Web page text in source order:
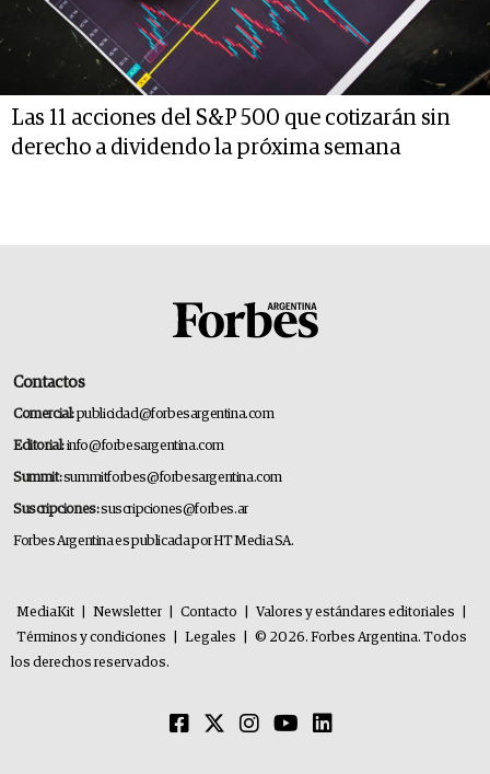
Las 11 acciones del S&P 500 que cotizarán sin
derecho a dividendo la próxima semana
Contactos
Comercial:publicidad@forbesargentina.com
Editorial:info@forbesargentina.com
Summit:summitforbes@forbesargentina.com
Suscripciones:suscripciones@forbes.ar
Forbes Argentina es publicada por HT Media SA.
MediaKit Newsletter Contacto Valores y estándares editoriales
Términos y condiciones
Legales
© 2026. Forbes Argentina. Todos
los derechos reservados.